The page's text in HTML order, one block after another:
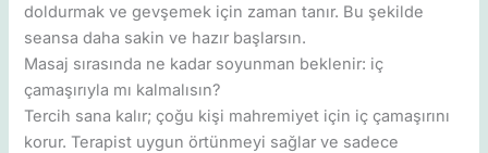
doldurmak ve gevşemek için zaman tanır. Bu şekilde
seansa daha sakin ve hazır başlarsın.
Masaj sırasında ne kadar soyunman beklenir: iç
çamaşırıyla mı kalmalısın?
Tercih sana kalır; çoğu kişi mahremiyet için iç çamaşırını
korur. Terapist uygun örtünmeyi sağlar ve sadece